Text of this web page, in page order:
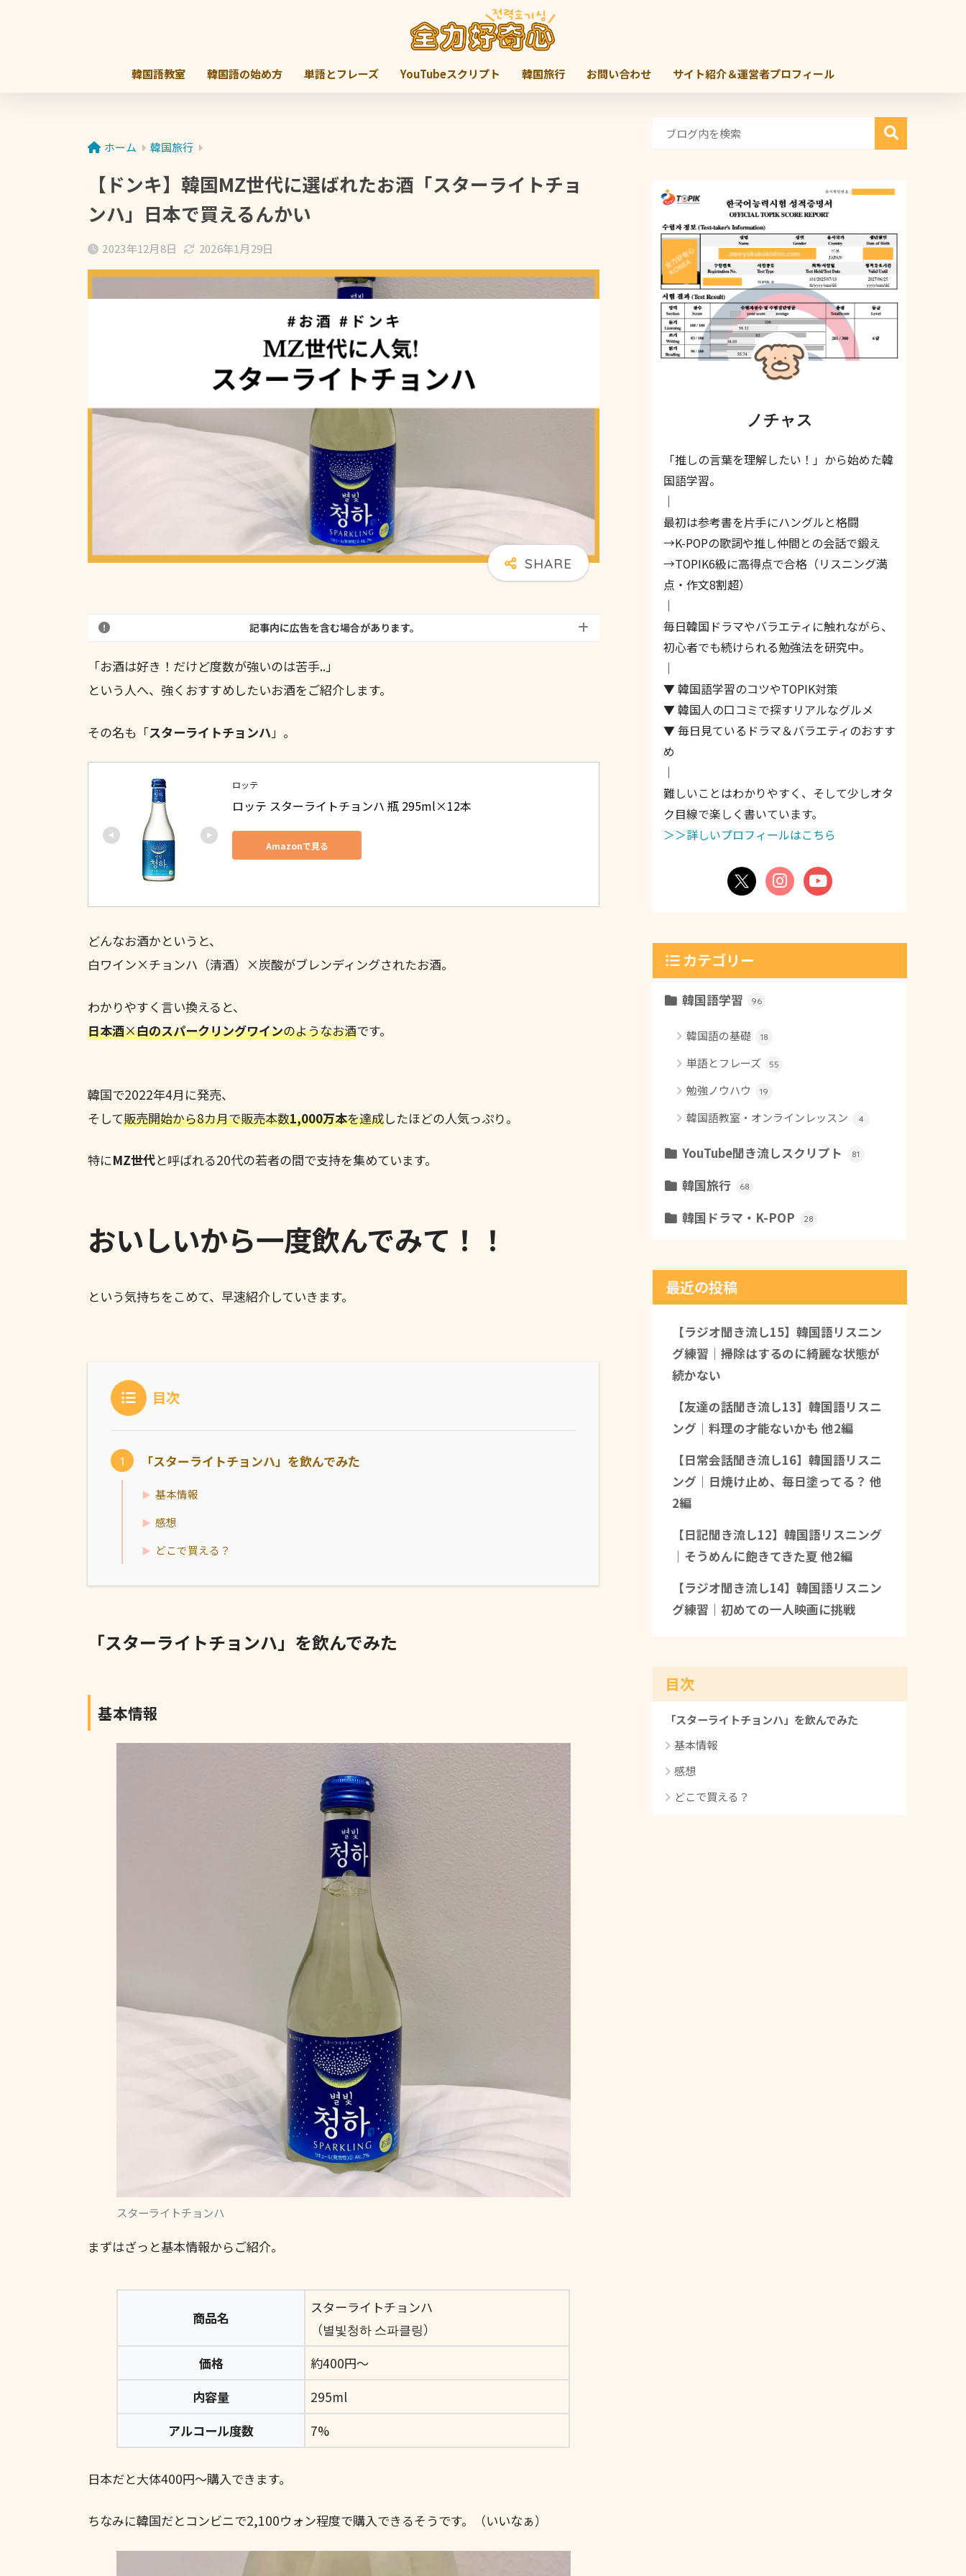
韓国語教室 韓国語の始め方 単語とフレーズ YouTubeスクリプト 韓国旅行 お問い合わせ サイト紹介＆運営者プロフィール
ホーム 韓国旅行
【ドンキ】韓国MZ世代に選ばれたお酒「スターライトチョ
ンハ」日本で買えるんかい
2023年12月8日 2026年1月29日
記事内に広告を含む場合があります。
「お酒は好き！だけど度数が強いのは苦手..」
という人へ、強くおすすめしたいお酒をご紹介します。
その名も「スターライトチョンハ 」。
ロッテ
ロッテ スターライトチョンハ 瓶 295ml×12本
Amazonで見る
どんなお酒かというと、
白ワイン×チョンハ（清酒）×炭酸がブレンディングされたお酒。
わかりやすく言い換えると、
日本酒×白のスパークリングワインのようなお酒です。
韓国で2022年4月に発売、
そして販売開始から8カ月で販売本数1,000万本を達成したほどの人気っぷり。
特にMZ世代と呼ばれる20代の若者の間で支持を集めています。
おいしいから一度飲んでみて！！
という気持ちをこめて、早速紹介していきます。
目次
「スターライトチョンハ」を飲んでみた
基本情報
感想
どこで買える？
「スターライトチョンハ」を飲んでみた
基本情報
スターライトチョンハ
まずはざっと基本情報からご紹介。
商品名
スターライトチョンハ
（별빛청하 스파클링）
価格
約400円～
内容量
295ml
アルコール度数
7%
日本だと大体400円～購入できます。
ちなみに韓国だとコンビニで2,100ウォン程度で購入できるそうです。（いいなぁ）
ノチャス
「推しの言葉を理解したい！」から始めた韓
国語学習。
｜
最初は参考書を片手にハングルと格闘
→K-POPの歌詞や推し仲間との会話で鍛え
→TOPIK6級に高得点で合格（リスニング満
点・作文8割超）
｜
毎日韓国ドラマやバラエティに触れながら、
初心者でも続けられる勉強法を研究中。
｜
▼ 韓国語学習のコツやTOPIK対策
▼ 韓国人の口コミで探すリアルなグルメ
▼ 毎日見ているドラマ＆バラエティのおすす
め
｜
難しいことはわかりやすく、そして少しオタ
ク目線で楽しく書いています。
＞＞詳しいプロフィールはこちら
カテゴリー
韓国語学習 96
韓国語の基礎 18
単語とフレーズ 55
勉強ノウハウ 19
韓国語教室・オンラインレッスン 4
YouTube聞き流しスクリプト 81
韓国旅行 68
韓国ドラマ・K-POP 28
最近の投稿
【ラジオ聞き流し15】韓国語リスニン
グ練習｜掃除はするのに綺麗な状態が
続かない
【友達の話聞き流し13】韓国語リスニ
ング｜料理の才能ないかも 他2編
【日常会話聞き流し16】韓国語リスニ
ング｜日焼け止め、毎日塗ってる？ 他
2編
【日記聞き流し12】韓国語リスニング
｜そうめんに飽きてきた夏 他2編
【ラジオ聞き流し14】韓国語リスニン
グ練習｜初めての一人映画に挑戦
目次
「スターライトチョンハ」を飲んでみた
基本情報
感想
どこで買える？